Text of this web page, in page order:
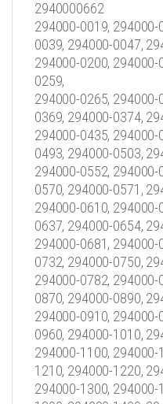
2940000662
294000-0019,
0039, 294000-0047,
294000-0200,
0259,
294000-0265,
0369, 294000-0374,
294000-0435,
0493, 294000-0503,
294000-0552,
0570, 294000-0571,
294000-0610,
0637, 294000-0654,
294000-0681,
0732, 294000-0750,
294000-0782,
0870, 294000-0890,
294000-0910,
0960, 294000-1010,
294000-1100,
1210, 294000-1220,
294000-1300,